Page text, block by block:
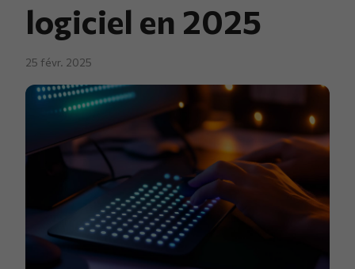
logiciel en 2025
25 févr. 2025